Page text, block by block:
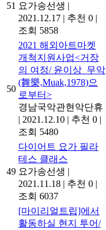
51 요가송선생 |
2021.12.17 | 추천 0 |
조회 5858
50
2021 해외아트마켓
개척지원사업<거장
의 여정/ 윤이상_무악
(舞樂,Muak,1978)으
로부터>
경남국악관현악단휴
| 2021.12.10 | 추천 0 |
조회 5480
49
다이어트 요가 필라
테스 클래스
요가송선생 |
2021.11.18 | 추천 0 |
조회 6037
[마이리얼트립]에서
활동하실 현지 투어/